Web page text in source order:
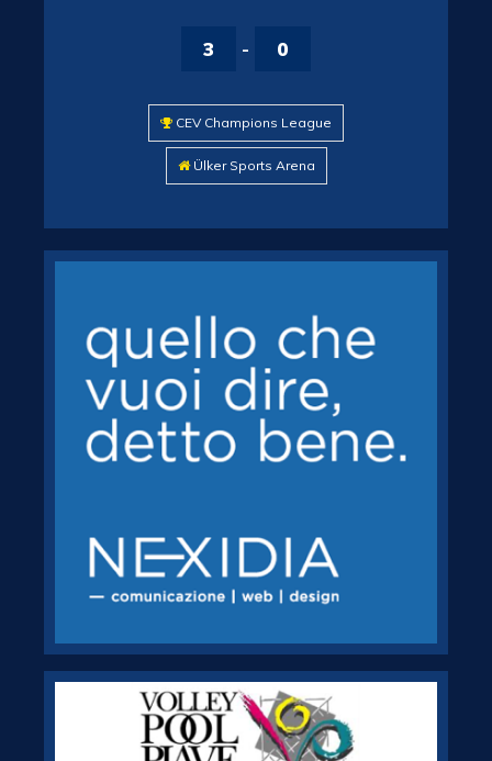
3 - 0
CEV Champions League
Ülker Sports Arena